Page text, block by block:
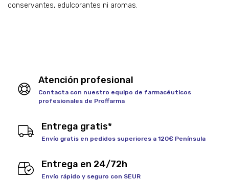
conservantes, edulcorantes ni aromas.
Atención profesional
Contacta con nuestro equipo de farmacéuticos
profesionales de Proffarma
Entrega gratis*
Envío gratis en pedidos superiores a 120€ Península
Entrega en 24/72h
Envío rápido y seguro con SEUR